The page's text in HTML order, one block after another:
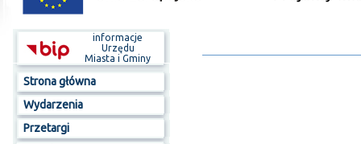
informacje
Urzędu
Miasta i Gminy
Strona główna
Wydarzenia
Przetargi